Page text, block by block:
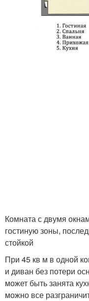
Комната с двумя
гостиную зоны,
стойкой
При 45 кв м в одной
и диван без потери
может быть занята
можно все